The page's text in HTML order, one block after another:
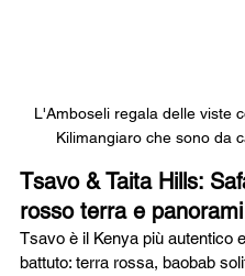
L'Amboseli regala delle viste
Kilimangiaro che sono da
Tsavo & Taita Hills:
rosso terra e
Tsavo è il Kenya più autentico
battuto: terra rossa, baobab